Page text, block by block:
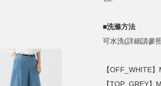
■洗滌方法
可水洗(詳細請參
【OFF_WHITE
【TOP_GREY